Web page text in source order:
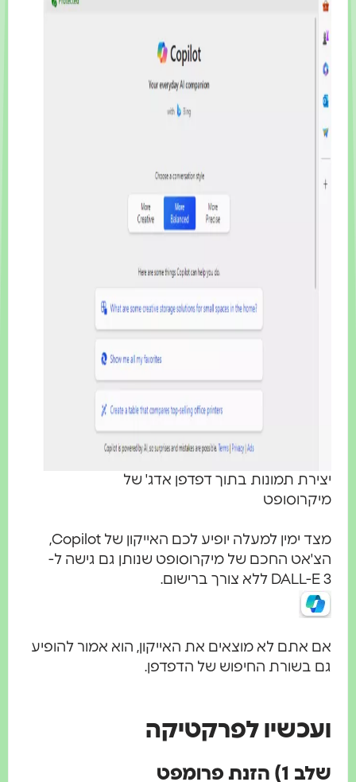
יצירת תמונות בתוך דפדפן אדג' של
מיקרוסופט
מצד ימין למעלה יופיע לכם האייקון של Copilot,
הצ'אט החכם של מיקרוסופט שנותן גם גישה ל-
DALL-E 3 ללא צורך ברישום.
אם אתם לא מוצאים את האייקון, הוא אמור להופיע
גם בשורת החיפוש של הדפדפן.
ועכשיו לפרקטיקה
שלב 1) הזנת פרומפט